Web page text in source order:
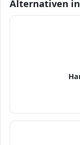
Alternativen